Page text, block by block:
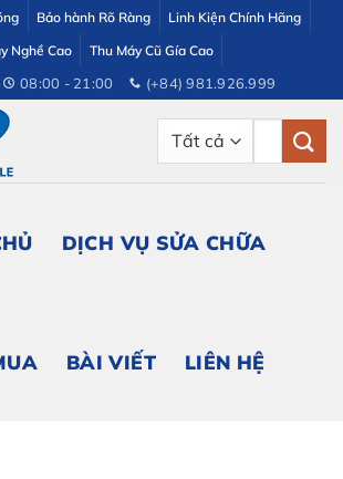
Bảo hành Rõ Ràng
Linh Kiện Chính Hãng
Nghề Cao
Thu Máy Cũ Gía Cao
08:00 - 21:00 (+84) 981.926.999
DỊCH VỤ SỬA CHỮA
BÀI VIẾT LIÊN HỆ